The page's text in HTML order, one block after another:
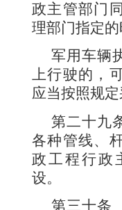
政主管部门
理部门指定的
军用车辆
上行驶的，
应当按照规定
第二十九
各种管线、
政工程行政
设。
第三十条